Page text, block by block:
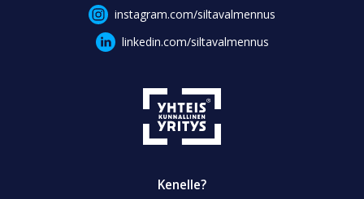
instagram.com/siltavalmennus
linkedin.com/siltavalmennus
Kenelle?